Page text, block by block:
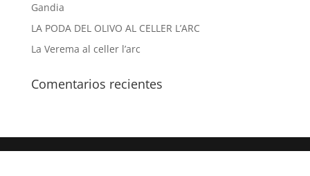
Gandia
LA PODA DEL OLIVO AL CELLER L’ARC
La Verema al celler l’arc
Comentarios recientes